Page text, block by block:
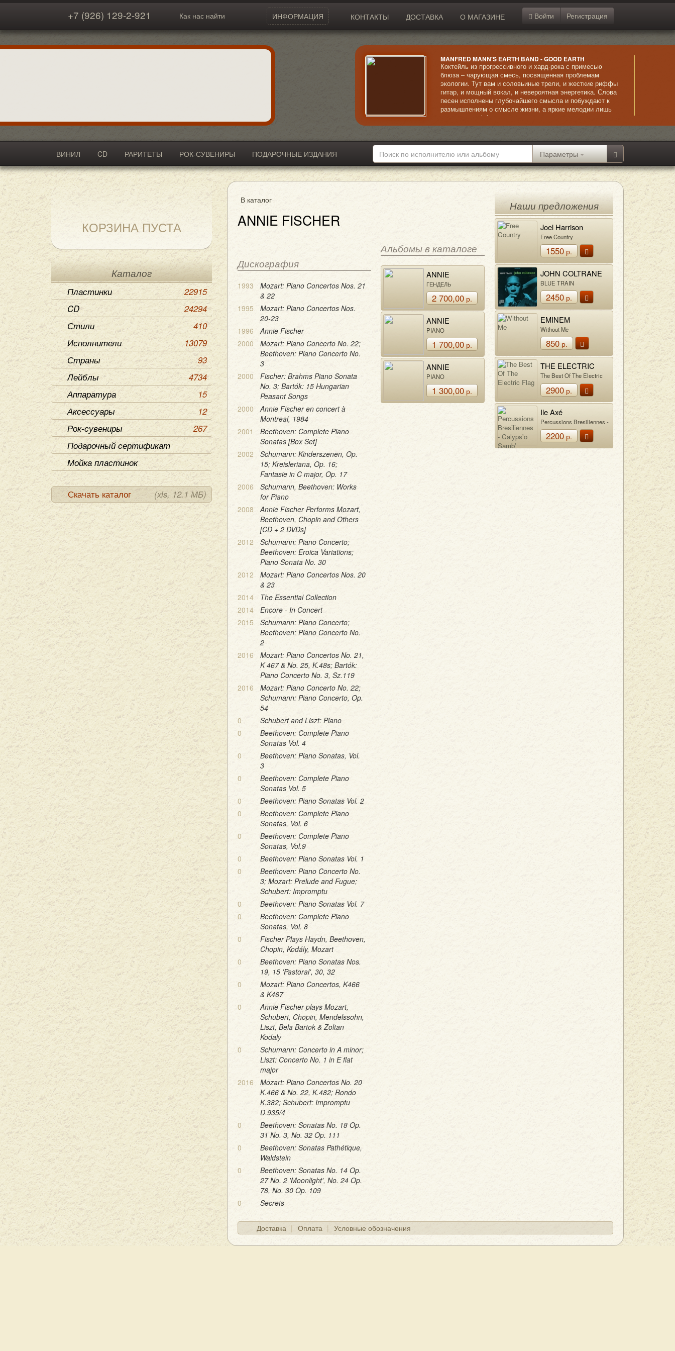
+7 (926) 129-2-921 Как нас найти ИНФОРМАЦИЯ КОНТАКТЫ ДОСТАВКА О МАГАЗИНЕ Войти Регистрация
MANFRED MANN'S EARTH BAND - GOOD EARTH
Коктейль из прогрессивного и хард-рока с примесью
блюза – чарующая смесь, посвященная проблемам
экологии. Тут вам и соловьиные трели, и жесткие риффы
гитар, и мощный вокал, и невероятная энергетика. Слова
песен исполнены глубочайшего смысла и побуждают к
размышлениям о смысле жизни, а яркие мелодии лишь
усиливают эффект и выразительность стихов.
ВИНИЛ CD РАРИТЕТЫ РОК-СУВЕНИРЫ
ПОДАРОЧНЫЕ ИЗДАНИЯ
АКСЕССУАРЫ
Параметры
КОРЗИНА ПУСТА
Каталог
Пластинки
22915
CD
24294
Стили
410
Исполнители
13079
Страны
93
Лейблы
4734
Аппаратура
15
Аксессуары
12
Рок-сувениры
267
Подарочный сертификат
Мойка пластинок
Скачать каталог (xls, 12.1 МБ)
В каталог
ANNIE FISCHER
Дискография
1993
Mozart: Piano Concertos Nos. 21
& 22
1995
Mozart: Piano Concertos Nos.
20-23
1996
Annie Fischer
2000
Mozart: Piano Concerto No. 22;
Beethoven: Piano Concerto No.
3
2000
Fischer: Brahms Piano Sonata
No. 3; Bartók: 15 Hungarian
Peasant Songs
2000
Annie Fischer en concert à
Montreal, 1984
2001
Beethoven: Complete Piano
Sonatas [Box Set]
2002
Schumann: Kinderszenen, Op.
15; Kreisleriana, Op. 16;
Fantasie in C major, Op. 17
2006
Schumann, Beethoven: Works
for Piano
2008
Annie Fischer Performs Mozart,
Beethoven, Chopin and Others
[CD + 2 DVDs]
2012
Schumann: Piano Concerto;
Beethoven: Eroica Variations;
Piano Sonata No. 30
2012
Mozart: Piano Concertos Nos. 20
& 23
2014
The Essential Collection
2014
Encore - In Concert
2015
Schumann: Piano Concerto;
Beethoven: Piano Concerto No.
2
2016
Mozart: Piano Concertos No. 21,
K 467 & No. 25, K.48s; Bartók:
Piano Concerto No. 3, Sz.119
2016
Mozart: Piano Concerto No. 22;
Schumann: Piano Concerto, Op.
54
0
Schubert and Liszt: Piano
0
Beethoven: Complete Piano
Sonatas Vol. 4
0
Beethoven: Piano Sonatas, Vol.
3
0
Beethoven: Complete Piano
Sonatas Vol. 5
0
Beethoven: Piano Sonatas Vol. 2
0
Beethoven: Complete Piano
Sonatas, Vol. 6
0
Beethoven: Complete Piano
Sonatas, Vol.9
0
Beethoven: Piano Sonatas Vol. 1
0
Beethoven: Piano Concerto No.
3; Mozart: Prelude and Fugue;
Schubert: Impromptu
0
Beethoven: Piano Sonatas Vol. 7
0
Beethoven: Complete Piano
Sonatas, Vol. 8
0
Fischer Plays Haydn, Beethoven,
Chopin, Kodály, Mozart
0
Beethoven: Piano Sonatas Nos.
19, 15 'Pastoral', 30, 32
0
Mozart: Piano Concertos, K466
& K467
0
Annie Fischer plays Mozart,
Schubert, Chopin, Mendelssohn,
Liszt, Bela Bartok & Zoltan
Kodaly
0
Schumann: Concerto in A minor;
Liszt: Concerto No. 1 in E flat
major
2016
Mozart: Piano Concertos No. 20
K.466 & No. 22, K.482; Rondo
K.382; Schubert: Impromptu
D.935/4
0
Beethoven: Sonatas No. 18 Op.
31 No. 3, No. 32 Op. 111
0
Beethoven: Sonatas Pathétique,
Waldstein
0
Beethoven: Sonatas No. 14 Op.
27 No. 2 'Moonlight', No. 24 Op.
78, No. 30 Op. 109
0
Secrets
Альбомы в каталоге
ANNIE
FISCHER
ГЕНДЕЛЬ
БЕТХОВЕН ШОПЕН
ШУМАН
2 700,00р.
ANNIE
FISCHER
PIANO
1 700,00р.
ANNIE
FISCHER
PIANO
1 300,00р.
Наши предложения
Joel Harrison
Free Country
1550р.
JOHN COLTRANE
BLUE TRAIN
2450р.
EMINEM
Without Me
850р.
THE ELECTRIC
FLAG
The Best Of The Electric
Flag
2900р.
Ile Axé
Percussions Bresiliennes -
Calyps'o Samb'
2200р.
Доставка Оплата Условные обозначения